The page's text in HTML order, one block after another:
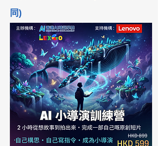
同)